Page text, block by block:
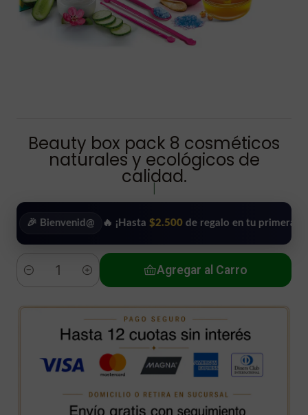
Beauty box pack 8 cosméticos
naturales y ecológicos de
calidad.
Bienvenid@ 🔥 ¡Hasta $2.500 de regalo en tu primera compra!
Cantidad
Agregar al Carro